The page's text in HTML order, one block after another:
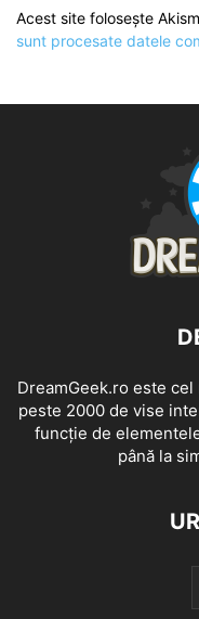
Acest site folosește
sunt procesate datele
DreamGeek.ro este
peste 2000 de vise
funcție de
până la